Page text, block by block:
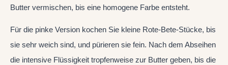
Butter vermischen, bis eine homogene Farbe entsteht.
Für die pinke Version kochen Sie kleine Rote-Bete-Stücke, bis
sie sehr weich sind, und pürieren sie fein. Nach dem Abseihen
die intensive Flüssigkeit tropfenweise zur Butter geben, bis die